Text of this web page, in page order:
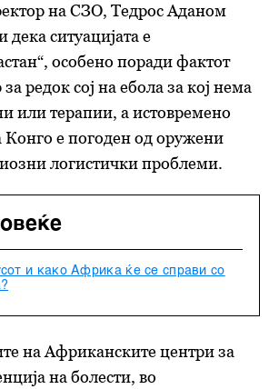
на СЗО, Тедрос Аданом
дека ситуацијата е
особено поради фактот
редок сој на ебола за кој нема
или терапии, а истовремено
Конго е погоден од оружени
логистички проблеми.
и како Африка ќе се справи со
на Африканските центри за
на болести, во